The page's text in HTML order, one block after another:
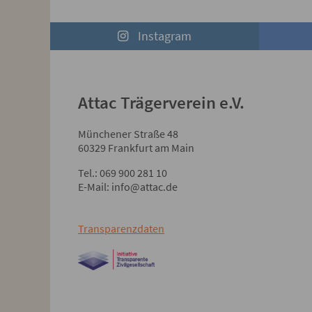
Instagram
Attac Trägerverein e.V.
Münchener Straße 48
60329 Frankfurt am Main
Tel.: 069 900 281 10
E-Mail: info@attac.de
Transparenzdaten